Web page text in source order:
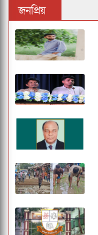
জনপ্রিয়